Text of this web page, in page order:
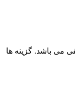
می باشد. گزینه ها